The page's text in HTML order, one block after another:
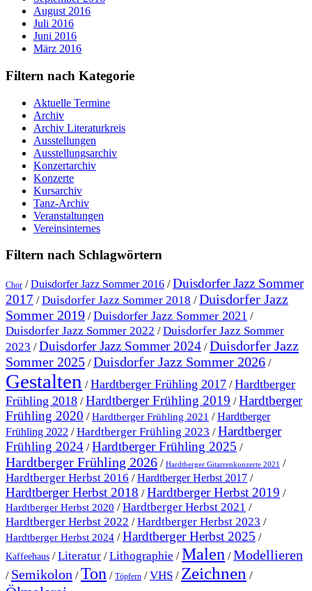
August 2016
Juli 2016
Juni 2016
März 2016
Filtern nach Kategorie
Aktuelle Termine
Archiv
Archiv Literaturkreis
Ausstellungen
Ausstellungsarchiv
Konzertarchiv
Konzerte
Kursarchiv
Tanz-Archiv
Veranstaltungen
Vereinsinternes
Filtern nach Schlagwörtern
Chor /Duisdorfer Jazz Sommer 2016 /Duisdorfer Jazz Sommer
2017 /Duisdorfer Jazz Sommer 2018 /Duisdorfer Jazz
Sommer 2019 /Duisdorfer Jazz Sommer 2021 /
Duisdorfer Jazz Sommer 2022 /Duisdorfer Jazz Sommer
2023 /Duisdorfer Jazz Sommer 2024 /Duisdorfer Jazz
Sommer 2025 /Duisdorfer Jazz Sommer 2026 /
Gestalten /Hardtberger Frühling 2017 /Hardtberger
Frühling 2018 /Hardtberger Frühling 2019 /Hardtberger
Frühling 2020 /Hardtberger Frühling 2021 /Hardtberger
Frühling 2022 /Hardtberger Frühling 2023 /Hardtberger
Frühling 2024 /Hardtberger Frühling 2025 /
Hardtberger Frühling 2026 / Hardtberger Gitarrenkonzerte 2021 /
Hardtberger Herbst 2016 /Hardtberger Herbst 2017 /
Hardtberger Herbst 2018 /Hardtberger Herbst 2019 /
Hardtberger Herbst 2020 /Hardtberger Herbst 2021 /
Hardtberger Herbst 2022 /Hardtberger Herbst 2023 /
Hardtberger Herbst 2024 /Hardtberger Herbst 2025 /
Kaffeehaus /Literatur /Lithographie /Malen /Modellieren
/ Semikolon /Ton / Töpfern /VHS / Zeichnen /